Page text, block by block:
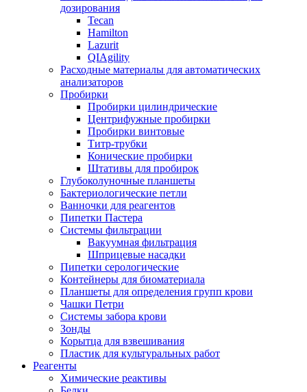
дозирования
Tecan
Hamilton
Lazurit
QIAgility
Расходные материалы для автоматических
анализаторов
Пробирки
Пробирки цилиндрические
Центрифужные пробирки
Пробирки винтовые
Титр-трубки
Конические пробирки
Штативы для пробирок
Глубоколуночные планшеты
Бактериологические петли
Ванночки для реагентов
Пипетки Пастера
Системы фильтрации
Вакуумная фильтрация
Шприцевые насадки
Пипетки серологические
Контейнеры для биоматериала
Планшеты для определения групп крови
Чашки Петри
Системы забора крови
Зонды
Корытца для взвешивания
Пластик для культуральных работ
Реагенты
Химические реактивы